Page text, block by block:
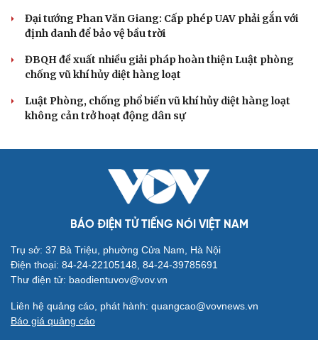
Tự cảnh giác trước tâm lý đám đông khi dùng mạng xã
hội
Khi mạng xã hội thành nơi phán xử
XÂY DỰNG, CHỈNH ĐỐN ĐẢNG
vững chắc
Điểm mới đột phá trong Chỉ thị số 07 về thực hành tư
tưởng, phong cách Hồ Chí Minh
Đảng ủy các cơ quan Đảng Trung ương xây dựng phần
mềm đánh giá cán bộ theo KPI
Đồng chí Trần Cẩm Tú: Bộ chỉ số đánh giá công việc
phải đo được kết quả thực chất
hiệu quả, không đúng tôn chỉ